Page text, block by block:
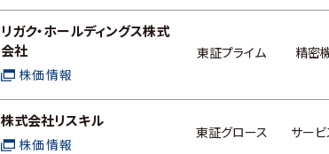
リガク・ホールディングス株式
会社
株価情報
東証プライム 精密
株式会社リスキル
株価情報
東証グロース サービ